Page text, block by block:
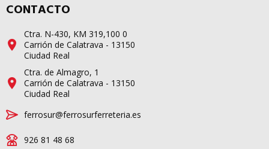
CONTACTO
Ctra. N-430, KM 319,100 0
Carrión de Calatrava - 13150
Ciudad Real
Ctra. de Almagro, 1
Carrión de Calatrava - 13150
Ciudad Real
ferrosur@ferrosurferreteria.es
926 81 48 68